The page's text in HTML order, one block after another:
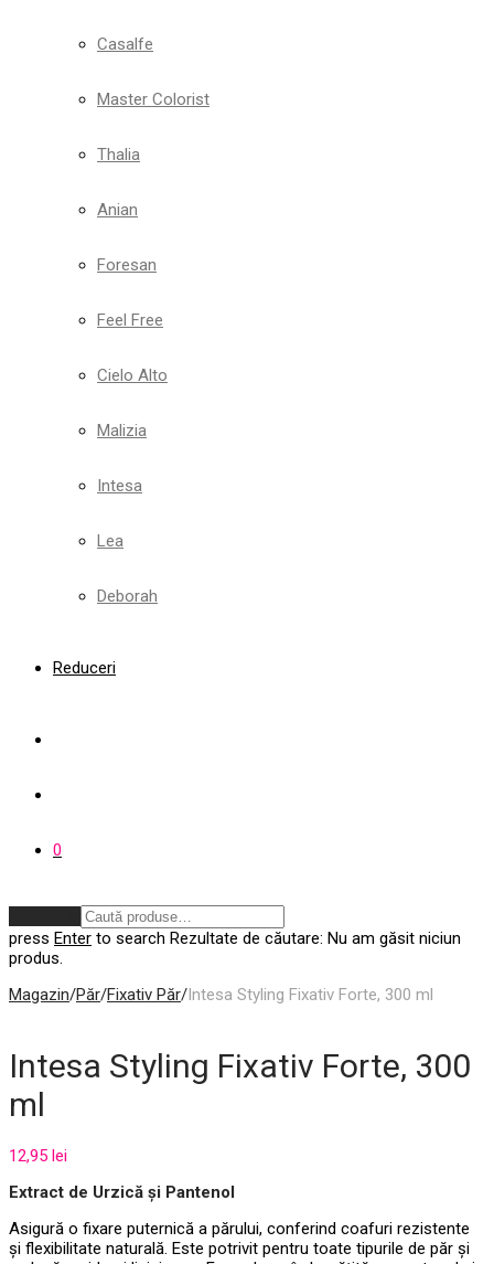
Casalfe
Master Colorist
Thalia
Anian
Foresan
Feel Free
Cielo Alto
Malizia
Intesa
Lea
Deborah
Reduceri
0
press Enter to search Rezultate de căutare: Nu am găsit niciun
produs.
Magazin/Păr/Fixativ Păr/Intesa Styling Fixativ Forte, 300 ml
Intesa Styling Fixativ Forte, 300
ml
12,95 lei
Extract de Urzică și Pantenol
Asigură o fixare puternică a părului, conferind coafuri rezistente
și flexibilitate naturală. Este potrivit pentru toate tipurile de păr și